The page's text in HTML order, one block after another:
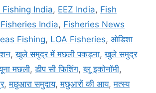
Fishing India, EEZ India, Fish
Fisheries India, Fisheries News
Fishing, LOA Fisheries, ओडिशा
,खुले समुद्र में मछली पकड़ना,खुले समुद्र
मछली,डीप सी फिशिंग,ब्लू इकोनॉमी,
,मछुआरा समुदाय,मछुआरों की आय,मत्स्य